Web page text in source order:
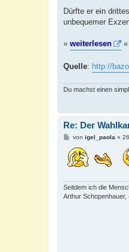
i
r
Dürfte er ein
unbequemer
» weiterlesen «
Quelle: http://
Du machst einen
Re: Der
B
i
t
r
von igel_paola »
Seitdem ich die
Arthur